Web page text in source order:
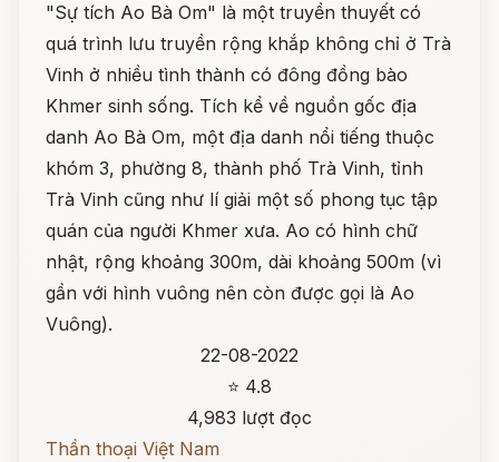
"Sự tích Ao Bà Om" là một truyền thuyết có
quá trình lưu truyền rộng khắp không chỉ ở Trà
Vinh ở nhiều tình thành có đông đồng bào
Khmer sinh sống. Tích kể về nguồn gốc địa
danh Ao Bà Om, một địa danh nổi tiếng thuộc
khóm 3, phường 8, thành phố Trà Vinh, tỉnh
Trà Vinh cũng như lí giải một số phong tục tập
quán của người Khmer xưa. Ao có hình chữ
nhật, rộng khoảng 300m, dài khoảng 500m (vì
gần với hình vuông nên còn được gọi là Ao
Vuông).
22-08-2022
⭐ 4.8
4,983 lượt đọc
Thần thoại Việt Nam